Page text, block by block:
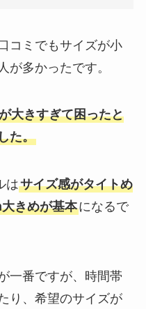
コミでもサイズが小
が多かったです。
大きすぎて困ったと
た。
はサイズ感がタイトめ
きめが基本になるで
一番ですが、時間帯
り、希望のサイズが